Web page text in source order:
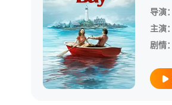
导演：
主演：
剧情：